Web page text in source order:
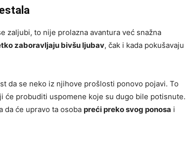
zaljubi, to nije prolazna avantura već snažna
zaboravljaju bivšu ljubav, čak i kada pokušavaju
da se neko iz njihove prošlosti ponovo pojavi. To
će probuditi uspomene koje su dugo bile potisnute.
da će upravo ta osoba preći preko svog ponosa i